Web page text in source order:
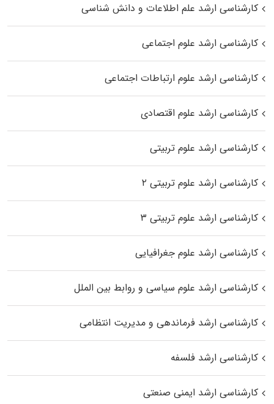
کارشناسی ارشد علم اطلاعات و دانش شناسی
کارشناسی ارشد علوم اجتماعی
کارشناسی ارشد علوم ارتباطات اجتماعی
کارشناسی ارشد علوم اقتصادی
کارشناسی ارشد علوم تربیتی
کارشناسی ارشد علوم تربیتی ۲
کارشناسی ارشد علوم تربیتی ۳
کارشناسی ارشد علوم جغرافیایی
کارشناسی ارشد علوم سیاسی و روابط بین الملل
کارشناسی ارشد فرماندهی و مدیریت انتظامی
کارشناسی ارشد فلسفه
کارشناسی ارشد ایمنی صنعتی